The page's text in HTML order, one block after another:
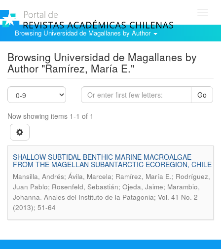
Browsing Universidad de Magallanes by Author
Browsing Universidad de Magallanes by
Author "Ramírez, María E."
Go
Now showing items 1-1 of 1
SHALLOW SUBTIDAL BENTHIC MARINE MACROALGAE
FROM THE MAGELLAN SUBANTARCTIC ECOREGION, CHILE
Mansilla, Andrés; Ávila, Marcela; Ramírez, María E.; Rodríguez,
Juan Pablo; Rosenfeld, Sebastián; Ojeda, Jaime; Marambio,
Johanna. Anales del Instituto de la Patagonia; Vol. 41 No. 2
(2013); 51-64